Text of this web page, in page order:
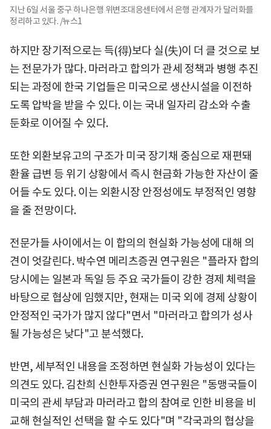
지난 6일 서울 중구 하나은행 위변조대응센터에서 은행 관계자가 달러화를
정리하고 있다. /뉴스1
하지만 장기적으로는 득(得)보다 실(失)이 더 클 것으로 보
는 전문가가 많다. 마러라고 합의가 관세 정책과 병행 추진
되는 과정에 한국 기업들은 미국으로 생산시설을 이전하
도록 압박을 받을 수 있다. 이는 국내 일자리 감소와 수출
둔화로 이어질 수 있다.
또한 외환보유고의 구조가 미국 장기채 중심으로 재편돼
환율 급변 등 위기 상황에서 즉시 현금화 가능한 자산이 줄
어들 수도 있다. 이는 외환시장 안정성에도 부정적인 영향
을 줄 전망이다.
전문가들 사이에서는 이 합의의 현실화 가능성에 대해 의
견이 엇갈린다. 박수연 메리츠증권 연구원은 "플라자 합의
당시에는 일본과 독일 등 주요 국가들이 강한 경제 체력을
바탕으로 협상에 임했지만, 현재는 미국 외에 경제 상황이
안정적인 국가가 많지 않다"면서 "마러라고 합의가 성사
될 가능성은 낮다"고 분석했다.
반면, 세부적인 내용을 조정하면 현실화 가능성이 있다는
의견도 있다. 김찬희 신한투자증권 연구원은 "동맹국들이
미국의 관세 부담과 마러라고 합의 참여로 인한 비용을 비
교해 현실적인 선택을 할 수도 있다"며 "각국과의 협상을